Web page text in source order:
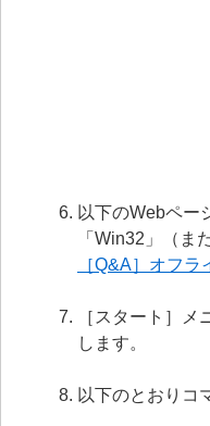
以下のWebペー
「Win32」（ま
［Q&A］オフ
［スタート］
します。
以下のとおりコ